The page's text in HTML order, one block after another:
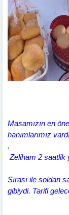
Masamızın en
hanımlarımız
.
Zeliham 2 saatlik
Sırası ile soldan
gibiydi. Tarifi